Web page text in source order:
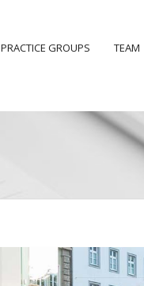
PRACTICE GROUPS TEAM